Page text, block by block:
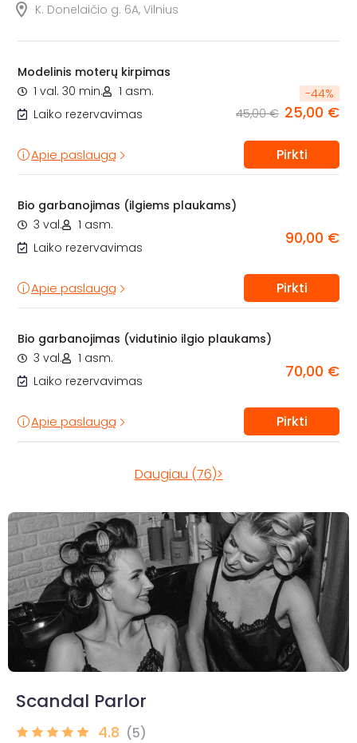
K. Donelaičio g. 6A, Vilnius
Modelinis moterų kirpimas
1 val. 30 min.
1 asm.
Laiko rezervavimas
-44%
45,00 € 25,00 €
Apie paslaugą Pirkti
Bio garbanojimas (ilgiems plaukams)
3 val.
1 asm.
Laiko rezervavimas
90,00 €
Apie paslaugą Pirkti
Bio garbanojimas (vidutinio ilgio plaukams)
3 val.
1 asm.
Laiko rezervavimas
70,00 €
Apie paslaugą Pirkti
Daugiau (76)>
Scandal Parlor
4.8 (5)